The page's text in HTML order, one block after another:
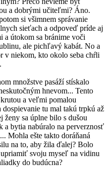
a dobrými učiteľmi? Áno.
si všimnem správanie
sieťach a odpoveď príde aj
útokom sa bránime voči
ale pichľavý kabát. No a
v niekom, kto okolo seba chŕli
množstve pasáží stískalo
hnevom... Tento
a veľmi pomalou
tu mal takú trpkú až
sa úplne bilo s dušou
bytia nabúralo na perverznosť
Mohla ešte takto doráňaná
na to, aby žila ďalej? Bolo
svoju myseľ na vidinu
do budúcna?